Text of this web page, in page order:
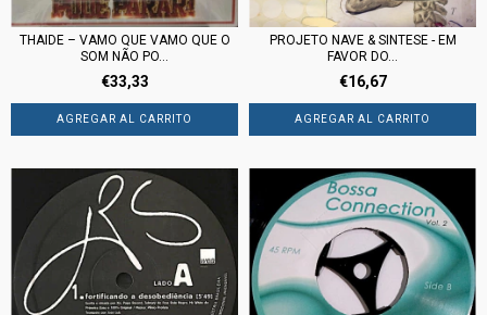
THAIDE ‎– VAMO QUE VAMO QUE O
SOM NÃO PO...
€33,33
PROJETO NAVE & SINTESE - EM
FAVOR DO...
€16,67